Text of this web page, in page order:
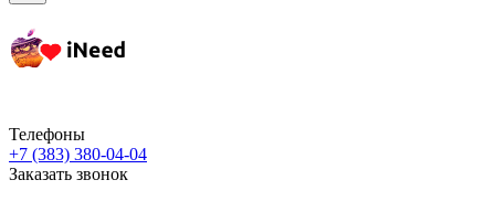
Телефоны
+7 (383) 380-04-04
Заказать звонок